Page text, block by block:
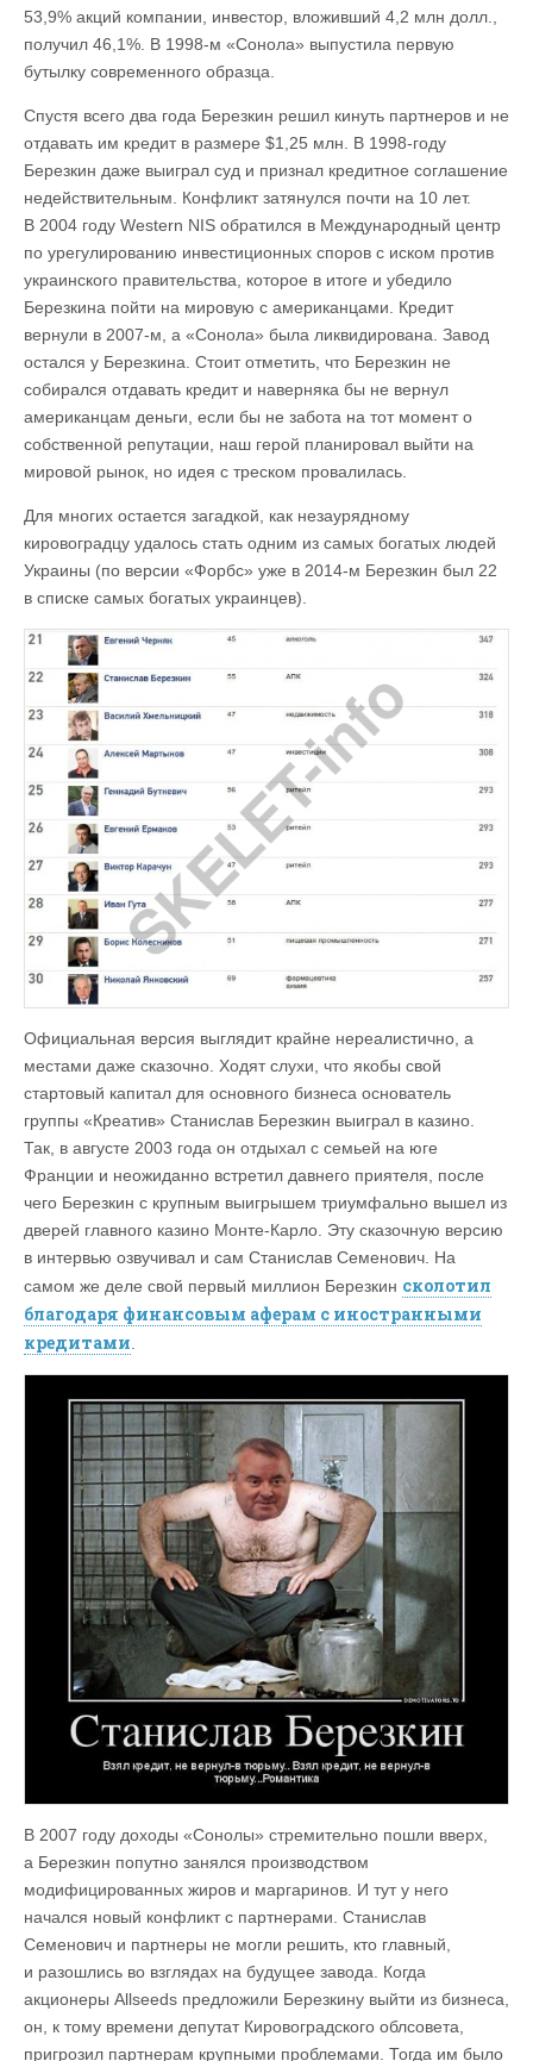
53,9% акций компании, инвестор, вложивший 4,2 млн долл.,
получил 46,1%. В 1998‑м «Сонола» выпустила первую
бутылку современного образца.
Спустя всего два года Березкин решил кинуть партнеров и не
отдавать им кредит в размере $1,25 млн. В 1998-году
Березкин даже выиграл суд и признал кредитное соглашение
недействительным. Конфликт затянулся почти на 10 лет.
В 2004 году Western NIS обратился в Международный центр
по урегулированию инвестиционных споров с иском против
украинского правительства, которое в итоге и убедило
Березкина пойти на мировую с американцами. Кредит
вернули в 2007‑м, а «Сонола» была ликвидирована. Завод
остался у Березкина. Стоит отметить, что Березкин не
собирался отдавать кредит и наверняка бы не вернул
американцам деньги, если бы не забота на тот момент о
собственной репутации, наш герой планировал выйти на
мировой рынок, но идея с треском провалилась.
Для многих остается загадкой, как незаурядному
кировоградцу удалось стать одним из самых богатых людей
Украины (по версии «Форбс» уже в 2014-м Березкин был 22
в списке самых богатых украинцев).
Официальная версия выглядит крайне нереалистично, а
местами даже сказочно. Ходят слухи, что якобы свой
стартовый капитал для основного бизнеса основатель
группы «Креатив» Станислав Березкин выиграл в казино.
Так, в августе 2003 года он отдыхал с семьей на юге
Франции и неожиданно встретил давнего приятеля, после
чего Березкин с крупным выигрышем триумфально вышел из
дверей главного казино Монте‑Карло. Эту сказочную версию
в интервью озвучивал и сам Станислав Семенович. На
самом же деле свой первый миллион Березкин сколотил
благодаря финансовым аферам с иностранными
кредитами.
В 2007 году доходы «Сонолы» стремительно пошли вверх,
а Березкин попутно занялся производством
модифицированных жиров и маргаринов. И тут у него
начался новый конфликт с партнерами. Станислав
Семенович и партнеры не могли решить, кто главный,
и разошлись во взглядах на будущее завода. Когда
акционеры Allseeds предложили Березкину выйти из бизнеса,
он, к тому времени депутат Кировоградского облсовета,
пригрозил партнерам крупными проблемами. Тогда им было